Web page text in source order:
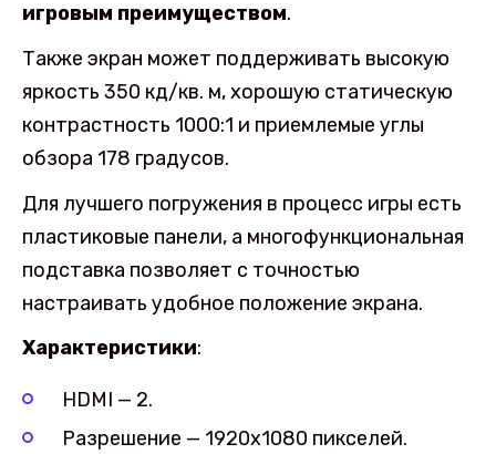
игровым преимуществом.
Также экран может поддерживать высокую
яркость 350 кд/кв. м, хорошую статическую
контрастность 1000:1 и приемлемые углы
обзора 178 градусов.
Для лучшего погружения в процесс игры есть
пластиковые панели, а многофункциональная
подставка позволяет с точностью
настраивать удобное положение экрана.
Характеристики:
HDMI — 2.
Разрешение — 1920х1080 пикселей.